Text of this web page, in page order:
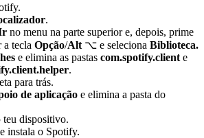
.
no menu na parte superior e, depois, prime
a tecla Opção/Alt ⌥ e seleciona Biblioteca.
e elimina as pastas com.spotify.client e
.
para trás.
de aplicação e elimina a pasta do
dispositivo.
e instala o Spotify.